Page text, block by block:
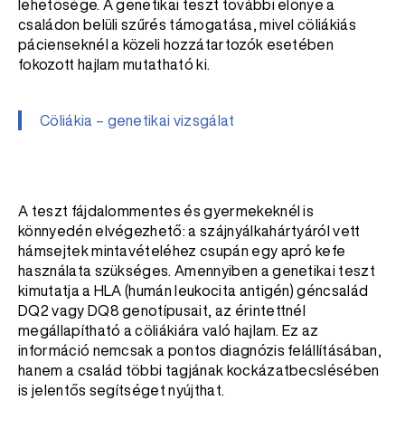
lehetősége. A genetikai teszt további előnye a
családon belüli szűrés támogatása, mivel cöliákiás
pácienseknél a közeli hozzátartozók esetében
fokozott hajlam mutatható ki.
Cöliákia – genetikai vizsgálat
A teszt fájdalommentes és gyermekeknél is
könnyedén elvégezhető: a szájnyálkahártyáról vett
hámsejtek mintavételéhez csupán egy apró kefe
használata szükséges. Amennyiben a genetikai teszt
kimutatja a HLA (humán leukocita antigén) géncsalád
DQ2 vagy DQ8 genotípusait, az érintettnél
megállapítható a cöliákiára való hajlam. Ez az
információ nemcsak a pontos diagnózis felállításában,
hanem a család többi tagjának kockázatbecslésében
is jelentős segítséget nyújthat.